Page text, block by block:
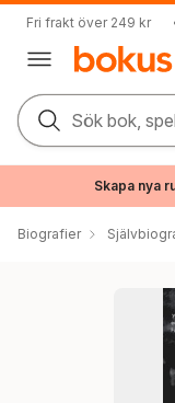
Fri frakt över 249 kr
Sök bok,
Skapa nya
Biografier